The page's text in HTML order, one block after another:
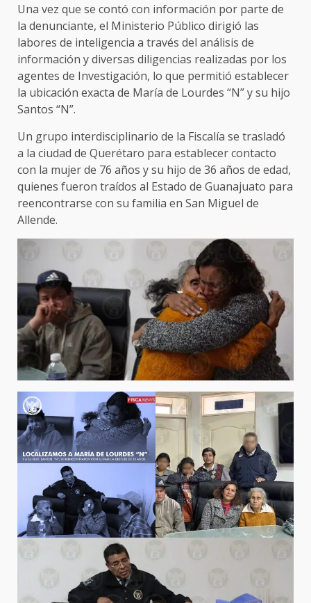
Una vez que se contó con información por parte de
la denunciante, el Ministerio Público dirigió las
labores de inteligencia a través del análisis de
información y diversas diligencias realizadas por los
agentes de Investigación, lo que permitió establecer
la ubicación exacta de María de Lourdes “N” y su hijo
Santos “N”.
Un grupo interdisciplinario de la Fiscalía se trasladó
a la ciudad de Querétaro para establecer contacto
con la mujer de 76 años y su hijo de 36 años de edad,
quienes fueron traídos al Estado de Guanajuato para
reencontrarse con su familia en San Miguel de
Allende.